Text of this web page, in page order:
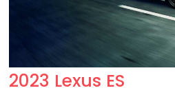
2023 Lexus ES